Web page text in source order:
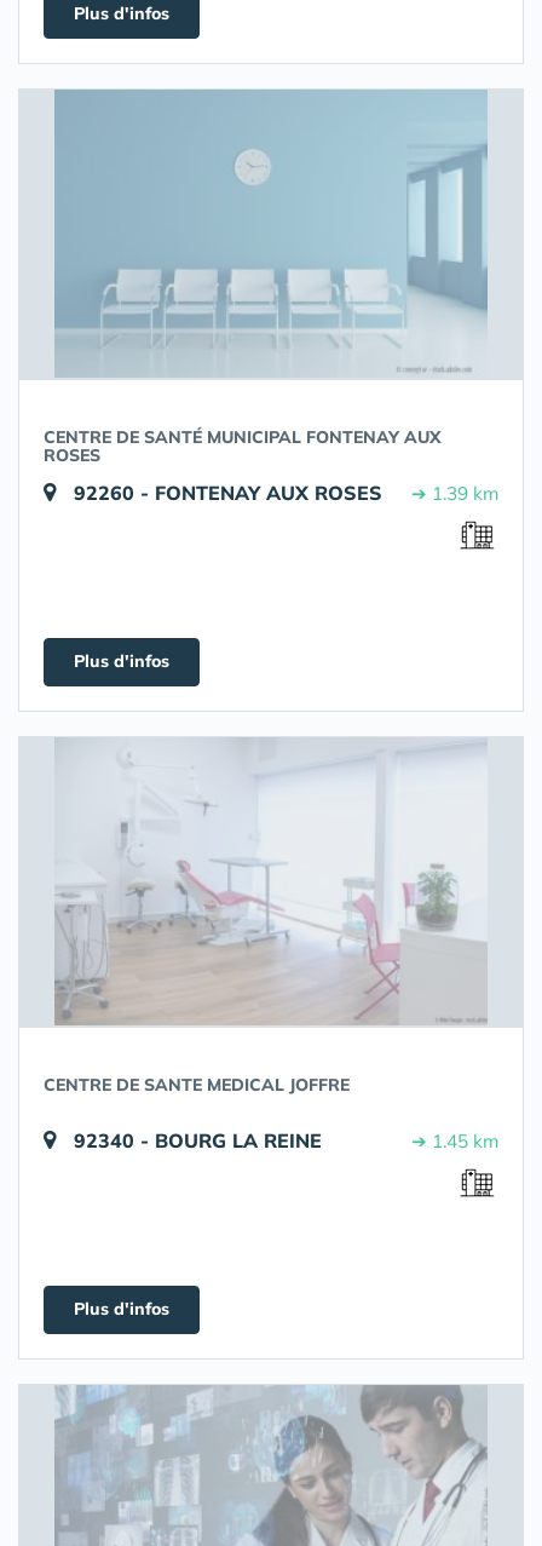
Plus d'infos
CENTRE DE SANTÉ MUNICIPAL FONTENAY AUX
ROSES
92260 - FONTENAY AUX ROSES ➔ 1.39 km
Plus d'infos
CENTRE DE SANTE MEDICAL JOFFRE
92340 - BOURG LA REINE ➔ 1.45 km
Plus d'infos